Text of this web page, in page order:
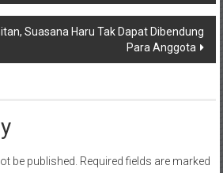
Suasana Haru Tak Dapat Dibendung
Para Anggota
be published. Required fields are marked